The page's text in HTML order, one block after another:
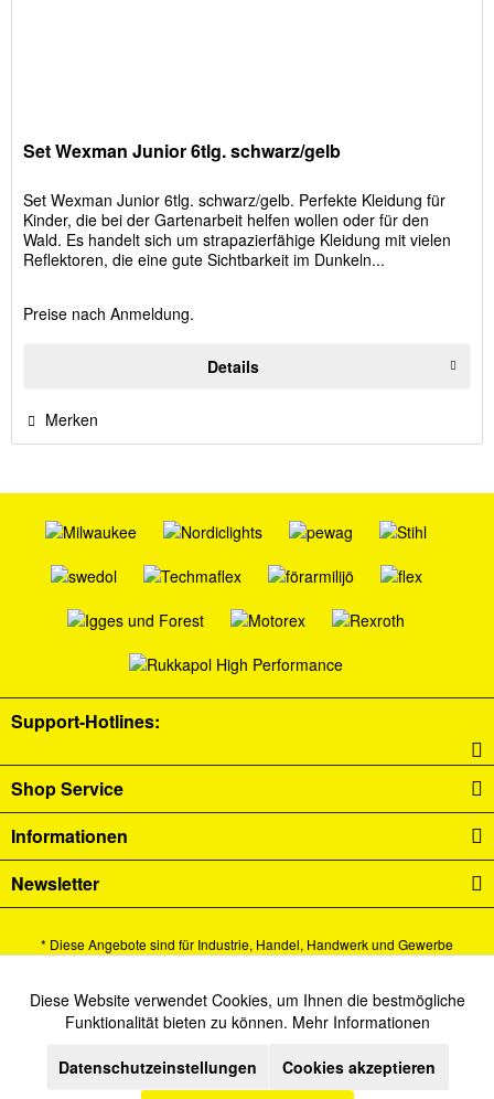
Set Wexman Junior 6tlg. schwarz/gelb
Set Wexman Junior 6tlg. schwarz/gelb. Perfekte Kleidung für
Kinder, die bei der Gartenarbeit helfen wollen oder für den
Wald. Es handelt sich um strapazierfähige Kleidung mit vielen
Reflektoren, die eine gute Sichtbarkeit im Dunkeln...
Preise nach Anmeldung.
Details
Merken
Support-Hotlines:
Shop Service
Informationen
Newsletter
* Diese Angebote sind für Industrie, Handel, Handwerk und Gewerbe
Alle Preise verstehen sich zzgl. Mehrwertsteuer undVersandkostenund ggf.
Nachnahmegebühren, wenn nicht anders beschrieben.
Cookie-Einstellungen Newsletter
Kontakt
Funktionale Aktiv
Marketing Inaktiv
Diese Website verwendet Cookies, um Ihnen die bestmögliche
Funktionalität bieten zu können. Mehr Informationen
Datenschutzeinstellungen Cookies akzeptieren